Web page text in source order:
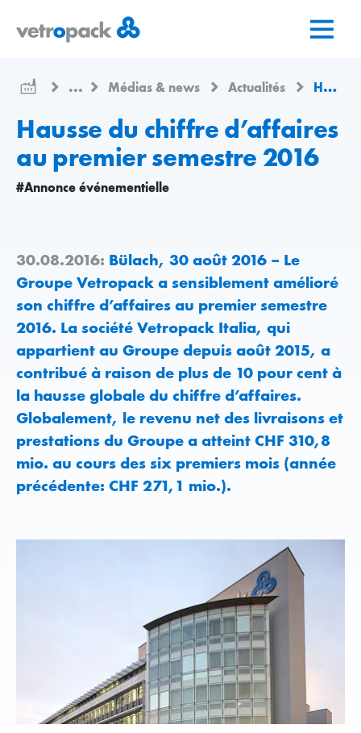
page
d'accueil
...
Médias & news Actualités Hausse du chiffre d’affaires au premier semestre 2016
Hausse du chiffre d’affaires
au premier semestre 2016
#Annonce événementielle
30.08.2016: Bülach, 30 août 2016 – Le
Groupe Vetropack a sensiblement amélioré
son chiffre d’affaires au premier semestre
2016. La société Vetropack Italia, qui
appartient au Groupe depuis août 2015, a
contribué à raison de plus de 10 pour cent à
la hausse globale du chiffre d’affaires.
Globalement, le revenu net des livraisons et
prestations du Groupe a atteint CHF 310,8
mio. au cours des six premiers mois (année
précédente: CHF 271,1 mio.).